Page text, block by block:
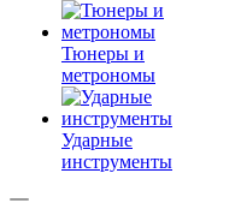
Тюнеры и
метрономы
Ударные
инструменты